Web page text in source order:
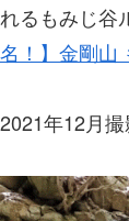
るもみじ谷
名！】金剛
年12月撮